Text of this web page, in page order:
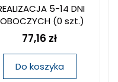
5-14 DNI
(0 szt.)
77,16 zł
Do koszyka